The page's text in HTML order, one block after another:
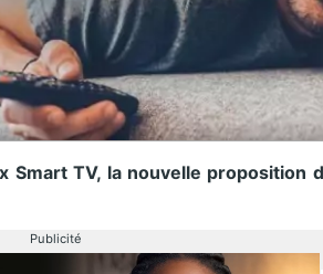
Smart TV, la nouvelle proposition
Publicité